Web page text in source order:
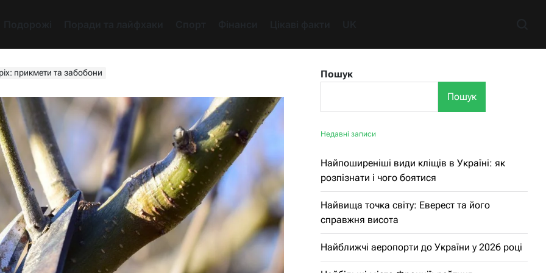
прикмети та забобони
Пошук
Пошук
Недавні записи
Найпоширеніші види кліщів в Україні: як
розпізнати і чого боятися
Найвища точка світу: Еверест та його
справжня висота
Найближчі аеропорти до України у 2026 році